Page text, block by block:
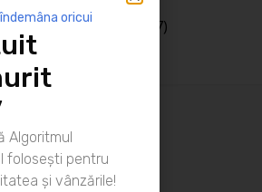
(81)
Spiritualitate
(127)
oricui
Algoritmul
folosești pentru
și vânzările!